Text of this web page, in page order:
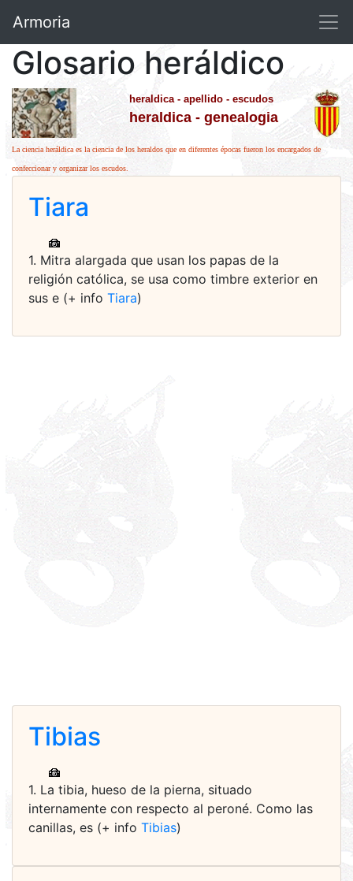
Armoria
Glosario heráldico
heraldica - apellido - escudos
heraldica - genealogia
La ciencia heráldica es la ciencia de los heraldos que en diferentes épocas fueron los encargados de
confeccionar y organizar los escudos.
Tiara
1. Mitra alargada que usan los papas de la
religión católica, se usa como timbre exterior en
sus e (+ info Tiara)
Tibias
1. La tibia, hueso de la pierna, situado
internamente con respecto al peroné. Como las
canillas, es (+ info Tibias)